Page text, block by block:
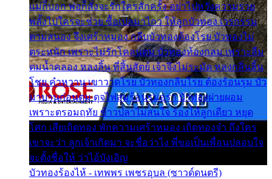
แม่ก็บอก พ่อก็สั่งจะรักใครสักครั้ง อย่าไปหวังความรวย
พลั้งไปใครจะช่วย ซื้อเปลมาไกว ให้ลูกบัวทอง เวรกรรม
ตามสนอง จึงเศร้าหมอง กลีบบัวทองต้องโรย บัวทองไม่
ตระหนัก เพราะไม่รักโคลนตม บัวทองท้องกลม เพราะลืม
ตมน้ำคลอง หลงลิ้น ที่สิ้นสัตย์ เจ้าจึงไม่ระมัด หลงกลิ่นลิ้น
โชย คำหวาน เขาวาดโรย บัวทองกลีบโรย ต้องร้อนรุม บัว
มาบานก่อนตูม ดุจไฟสุมร้อนรุมอุรา บัวทองผ่ายผอม
เพราะตรอมฤทัย ข้าวปลาไม่สนใจ ร้องไห้ลูกเดียว หยุด
โศก เสียเถิดทอง พักความเศร้าหมอง เถิดทองจ๋า ถึงใคร
เขาจะว่า ลูกเจ้าเกิดมา จะชื่อว่าไง พี่ขอเป็นเพื่อนปลอบใจ
จะตั้งชื่อให้ ว่าไอ้บังเอิญ
บัวทองร้องไห้ - เทพพร เพชรอุบล (ซาวด์ดนตรี)